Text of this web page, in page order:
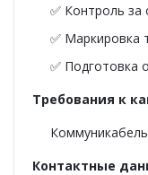
ПРЕМИУМ
НОВИНКИ
РЕКОМЕНДУЕМ
✅ Контроль
✅ Маркировка
✅ Подготовка
Требования к
Контактные